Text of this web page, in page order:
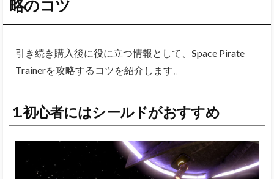
略のコツ
引き続き購入後に役に立つ情報として、 Space Pirate
Trainerを攻略するコツを紹介します。
1.初心者にはシールドがおすすめ